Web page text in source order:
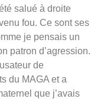
salué à droite
fou. Ce sont ses
je pensais un
patron d’agression.
de
du MAGA et a
que j’avais